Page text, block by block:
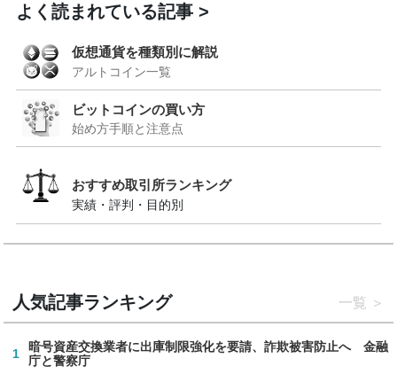
よく読まれている記事
仮想通貨を種類別に解説
アルトコイン一覧
ビットコインの買い方
始め方手順と注意点
おすすめ取引所ランキング
実績・評判・目的別
人気記事ランキング 一覧
1
暗号資産交換業者に出庫制限強化を要請、詐欺被害防止へ 金融
庁と警察庁